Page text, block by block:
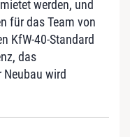
werden, und
für das Team von
KfW-40-Standard
das
wird